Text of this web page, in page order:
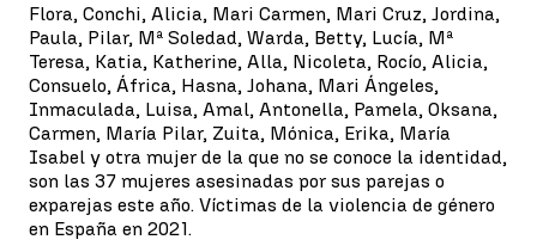
Flora, Conchi, Alicia, Mari Carmen, Mari Cruz, Jordina,
Paula, Pilar, Mª Soledad, Warda, Betty, Lucía, Mª
Teresa, Katia, Katherine, Alla, Nicoleta, Rocío, Alicia,
Consuelo, África, Hasna, Johana, Mari Ángeles,
Inmaculada, Luisa, Amal, Antonella, Pamela, Oksana,
Carmen, María Pilar, Zuita, Mónica, Erika, María
Isabel y otra mujer de la que no se conoce la identidad,
son las 37 mujeres asesinadas por sus parejas o
exparejas este año. Víctimas de la violencia de género
en España en 2021.